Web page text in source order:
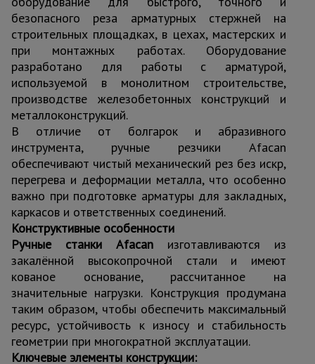
безопасного реза арматурных стержней на
строительных площадках, в цехах, мастерских и
при монтажных работах. Оборудование
разработано для работы с арматурой,
используемой в монолитном строительстве,
производстве железобетонных конструкций и
металлоконструкций.
В отличие от болгарок и абразивного
инструмента, ручные резчики Afacan
обеспечивают чистый механический рез без искр,
перегрева и деформации металла, что особенно
важно при подготовке арматуры для закладных,
каркасов и ответственных соединений.
Конструктивные особенности
Ручные станки Afacan изготавливаются из
закалённой высокопрочной стали и имеют
кованое основание, рассчитанное на
значительные нагрузки. Конструкция продумана
таким образом, чтобы обеспечить максимальный
ресурс, устойчивость к износу и стабильность
геометрии при многократной эксплуатации.
Ключевые элементы конструкции: